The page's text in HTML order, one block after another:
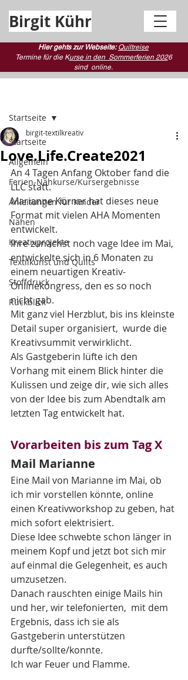
Birgit Kühr
Hier gehts zur Webseite:Quiltreise
Termine für die Kurse in den Sommerferien 2026
sind online.
Startseite
Allgemein
Ferien-Nähkurse/Kursergebnisse
Anleitungen für Kinder
Nähen
Kreativprojekte
Textilkunst und Quilts
Stoffdruck
Rückblick
Startseite
Love.Life.Create2021
birgit-textilkreativ
An 4 Tagen Anfang Oktober fand die
LLC statt.
Marianne Körner hat dieses neue
Format mit vielen AHA Momenten
entwickelt.
Ihre zunächst noch vage Idee im Mai,
entwickelte sich in 6 Monaten zu
einem neuartigen Kreativ-
Onlinekongress, den es so noch
nicht gab.
Mit ganz viel Herzblut, bis ins kleinste
Detail super organisiert,  wurde die
Kreativsummit verwirklicht.
Als Gastgeberin lüfte ich den
Vorhang mit einem Blick hinter die
Kulissen und zeige dir, wie sich alles
von der Idee bis zum Abendtalk am
letzten Tag entwickelt hat.
Vorarbeiten bis zum Tag X
Mail Marianne
Eine Mail von Marianne im Mai, ob
ich mir vorstellen könnte, online
einen Kreativworkshop zu geben, hat
mich sofort elektrisiert.
Diese Idee schwebte schon länger in
meinem Kopf und jetzt bot sich mir
auf einmal die Gelegenheit, es auch
umzusetzen.
Danach rauschten einige Mails hin
und her, wir telefonierten,  mit dem
Ergebnis, dass ich sie als
Gastgeberin unterstützen
durfte/sollte/konnte.
Ich war Feuer und Flamme.